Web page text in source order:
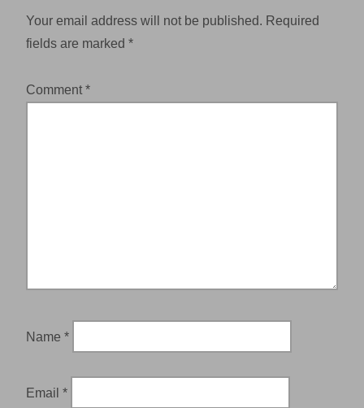
Your email address will not be published. Required
fields are marked *
Comment *
Name *
Email *